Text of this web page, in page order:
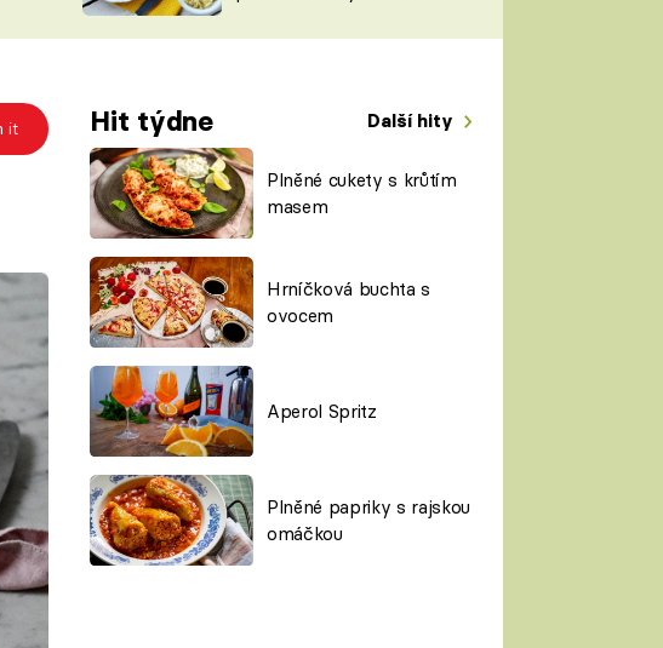
ŠÉFREDAKTORKY
ČASOPIS
it Hit týdne Další hity
Plněné cukety s krůtím
masem
Hrníčková buchta s
ovocem
Aperol Spritz
Plněné papriky s rajskou
omáčkou